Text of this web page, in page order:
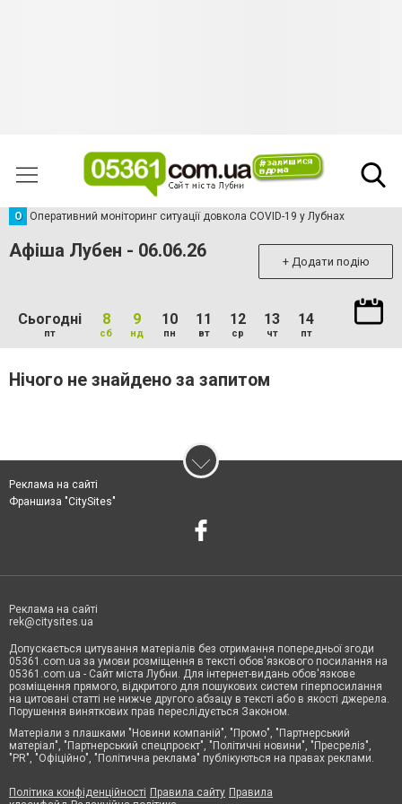
О Оперативний моніторинг ситуації довкола COVID-19 у Лубнах
Афіша Лубен - 06.06.26 + Додати подію
Сьогодні
пт
8
сб
9
нд
10
пн
11
вт
12
ср
13
чт
14
пт
Нічого не знайдено за запитом
Реклама на сайті
Франшиза "CitySites"
Реклама на сайті
rek@citysites.ua
Допускається цитування матеріалів без отримання попередньої згоди
05361.com.ua за умови розміщення в тексті обов'язкового посилання на
05361.com.ua - Сайт міста Лубни. Для інтернет-видань обов'язкове
розміщення прямого, відкритого для пошукових систем гіперпосилання
на цитовані статті не нижче другого абзацу в тексті або в якості джерела.
Порушення виняткових прав переслідується Законом.
Матеріали з плашками "Новини компаній", "Промо", "Партнерський
матеріал", "Партнерський спецпроєкт", "Політичні новини", "Пресреліз",
"PR", "Офіційно", "Політична реклама" публікуються на правах реклами.
Політика конфіденційності Правила сайту Правила